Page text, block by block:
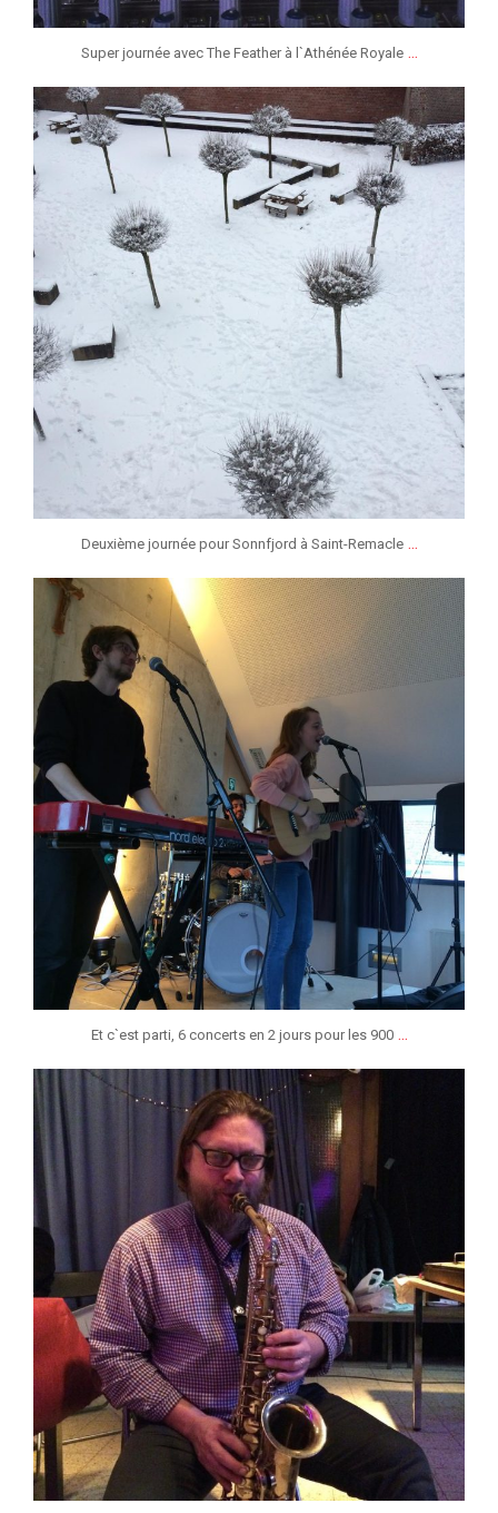
Super journée avec The Feather à l`Athénée Royale ...
jeunessesmusicaleslg
Jan 13
Deuxième journée pour Sonnfjord à Saint-Remacle ...
jeunessesmusicaleslg
Jan 12
Et c`est parti, 6 concerts en 2 jours pour les 900 ...
jeunessesmusicaleslg
Jan 6